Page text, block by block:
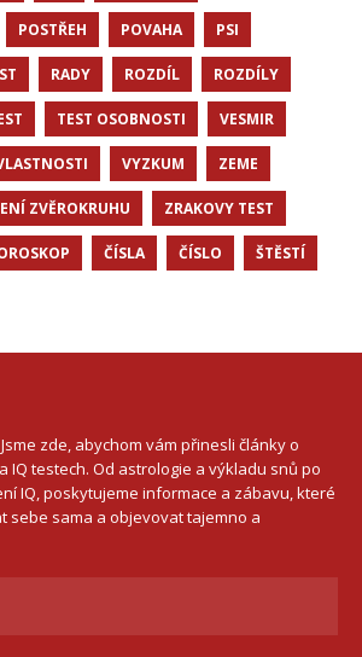
POSTŘEH POVAHA PSI
RADY ROZDÍL ROZDÍLY
TEST OSOBNOSTI VESMIR
VYZKUM ZEME
ZVĚROKRUHU ZRAKOVY TEST
ČÍSLA ČÍSLO ŠTĚSTÍ
zde, abychom vám přinesli články o
IQ testech. Od astrologie a výkladu snů po
IQ, poskytujeme informace a zábavu, které
sebe sama a objevovat tajemno a